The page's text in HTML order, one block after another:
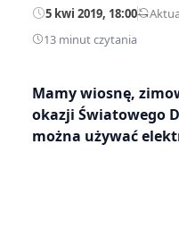
5 kwi 2019, 18:00—
13 minut czytania
Mamy wiosnę,
okazji Światowego
można używać